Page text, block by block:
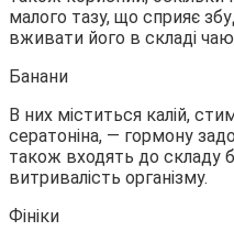
малого тазу, що сприяє
вживати його в складі
Банани
В них міститься калій,
сератоніна, — гормону
також входять до складу
витривалість організму.
Фініки